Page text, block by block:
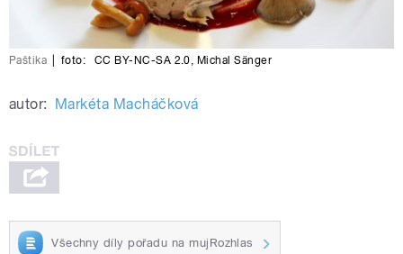
Paštika foto: CC BY-NC-SA 2.0, Michal Sänger
autor: Markéta Macháčková
Všechny díly pořadu na mujRozhlas